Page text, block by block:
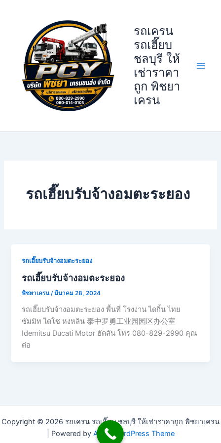
รถเครน
รถเฮี๊ยบ
ชลบุรี ให้
เช่าราคา
ถูก พิชยา
เครน
รถเฮี๊ยบรับจ้างอมตะระยอง
รถเฮี๊ยบรับจ้างอมตะระยอง
รถเฮี๊ยบรับจ้างอมตะระยอง
พิชยาเครน/มีนาคม 28, 2024
รถเฮี๊ยบรับจ้างอมตะระยอง พื้นที่ โรงงาน ไดกิ้น ไทย
ซัมมิท ไดโซ หงหลิน 泰中罗勇工业园园区办公室
Idemitsu Ducati Motor ฮัดสัน โทร 080-829-2990 คุณ
ต่อ
Copyright © 2026 รถเครน รถเฮี๊ยบ ชลบุรี ให้เช่าราคาถูก พิชยาเครน
| Powered by Astra WordPress Theme